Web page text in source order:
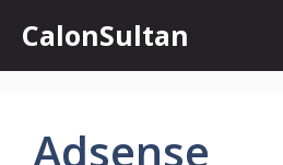
content
CalonSultan
Adsense